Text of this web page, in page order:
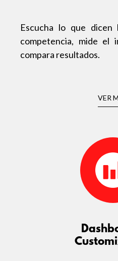
Escucha lo que dicen
competencia, mide el
compara resultados.
VER